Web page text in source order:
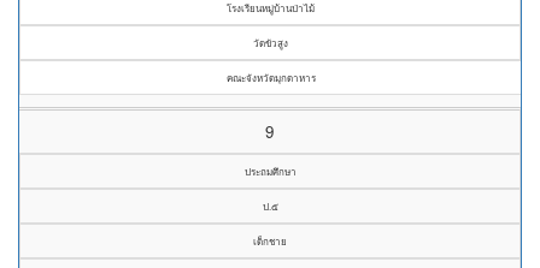
โรงเรียนหมู่บ้านป่าไม้
วัดขัวสูง
คณะจังหวัดมุกดาหาร
9
ประถมศึกษา
ป.๕
เด็กชาย